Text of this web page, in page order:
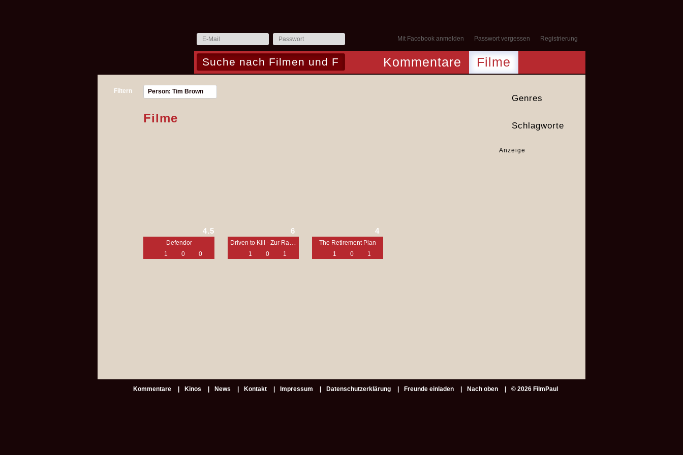
Mit Facebook anmelden Passwort vergessen Registrierung
Kommentare Filme
Filtern Person: Tim Brown
Filme
Defendor
4.5
1 0 0
6
1 0 1
The Retirement Plan
4
1 0 1
Genres
Schlagworte
Anzeige
Kommentare Kinos News Kontakt Impressum Datenschutzerklärung Freunde einladen Nach oben © 2026 FilmPaul